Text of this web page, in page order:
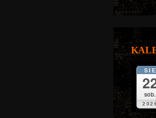
SIE
sob.
2026